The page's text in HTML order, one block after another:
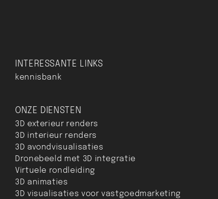
INTERESSANTE LINKS
kennisbank
ONZE DIENSTEN
3D exterieur renders
3D interieur renders
3D avondvisualisaties
Dronebeeld met 3D integratie
Virtuele rondleiding
3D animaties
3D visualisaties voor vastgoedmarketing